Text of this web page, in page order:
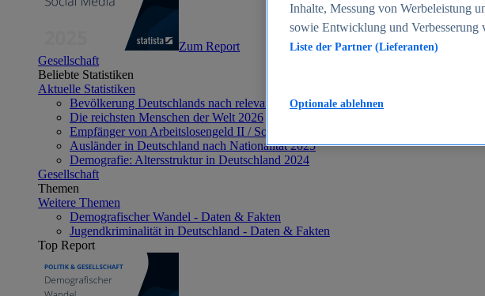
Zum Report
Gesellschaft
Beliebte Statistiken
Aktuelle Statistiken
Bevölkerung Deutschlands nach relevanten Altersgruppen 2024
Die reichsten Menschen der Welt 2026
Empfänger von Arbeitslosengeld II / Sozialgeld / Bürgergeld in Deutschland 2005-
Ausländer in Deutschland nach Nationalität 2025
Demografie: Altersstruktur in Deutschland 2024
Gesellschaft
Themen
Weitere Themen
Demografischer Wandel - Daten & Fakten
Jugendkriminalität in Deutschland - Daten & Fakten
Top Report
Inhalte, Messung von Werbeleistung
sowie Entwicklung und Verbesserung
Liste der Partner (Lieferanten)
Optionale ablehnen